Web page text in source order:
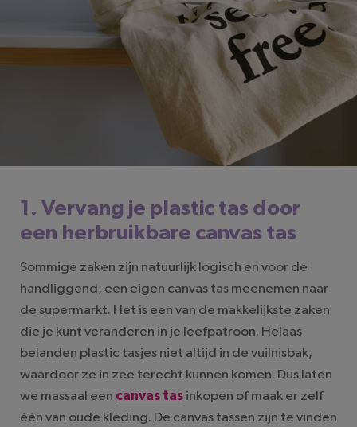
1. Vervang je plastic tas door
een herbruikbare canvas tas
Sommige zaken zijn natuurlijk logisch en voor de
handliggend, een eigen canvas tas meenemen naar
de supermarkt. Het is een van de makkelijkste zaken
die je kunt veranderen in je leefpatroon. Helaas
belanden plastic tasjes niet altijd in de vuilnisbak,
waardoor ze in zee terecht kunnen komen. Dus laten
we massaal een canvas tas inkopen of maak er zelf
één van oude kleding. De canvas tassen zijn te vinden